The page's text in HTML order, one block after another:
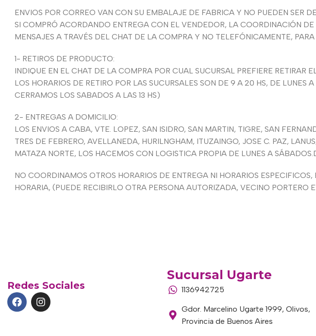
ENVIOS POR CORREO VAN CON SU EMBALAJE DE FABRICA Y NO PUEDEN SER
SI COMPRÓ ACORDANDO ENTREGA CON EL VENDEDOR, LA COORDINACIÓN
MENSAJES A TRAVÉS DEL CHAT DE LA COMPRA Y NO TELEFÓNICAMENTE,
1- RETIROS DE PRODUCTO:
INDIQUE EN EL CHAT DE LA COMPRA POR CUAL SUCURSAL PREFIERE RETIRAR
LOS HORARIOS DE RETIRO POR LAS SUCURSALES SON DE 9 A 20 HS, DE
CERRAMOS LOS SABADOS A LAS 13 HS)
2- ENTREGAS A DOMICILIO:
LOS ENVIOS A CABA, VTE. LOPEZ, SAN ISIDRO, SAN MARTIN, TIGRE, SAN
TRES DE FEBRERO, AVELLANEDA, HURILNGHAM, ITUZAINGO, JOSE C. PAZ,
MATAZA NORTE, LOS HACEMOS CON LOGISTICA PROPIA DE LUNES A
NO COORDINAMOS OTROS HORARIOS DE ENTREGA NI HORARIOS
HORARIA, (PUEDE RECIBIRLO OTRA PERSONA AUTORIZADA, VECINO PORTERO
Redes Sociales
Sucursal Ugarte
1136942725
Gdor. Marcelino Ugarte 1999, Olivos,
Provincia de Buenos Aires